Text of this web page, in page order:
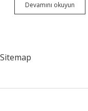
Devamını okuyun
Pazen
Sitemap